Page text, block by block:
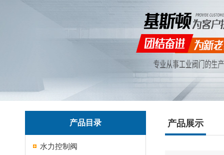
产品目录
水力控制阀
产品展示